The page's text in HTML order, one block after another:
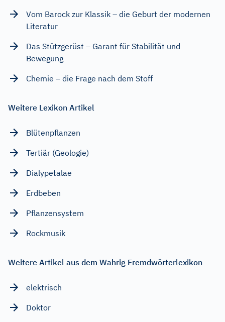
Vom Barock zur Klassik – die Geburt der modernen
Literatur
Das Stützgerüst – Garant für Stabilität und
Bewegung
Chemie – die Frage nach dem Stoff
Weitere Lexikon Artikel
Blütenpflanzen
Tertiär (Geologie)
Dialypetalae
Erdbeben
Pflanzensystem
Rockmusik
Weitere Artikel aus dem Wahrig Fremdwörterlexikon
elektrisch
Doktor